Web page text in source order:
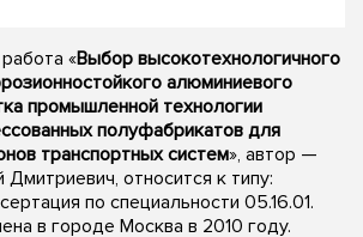
«Выбор высокотехнологичного
алюминиевого
промышленной технологии
полуфабрикатов для
транспортных систем», автор —
Дмитриевич, относится к типу:
по специальности 05.16.01.
в городе Москва в 2010 году.